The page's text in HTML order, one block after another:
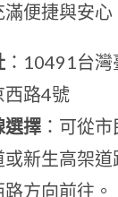
便捷與安心
：10491台
西路4號
選擇 ：可從
或新生高架
方向前往。